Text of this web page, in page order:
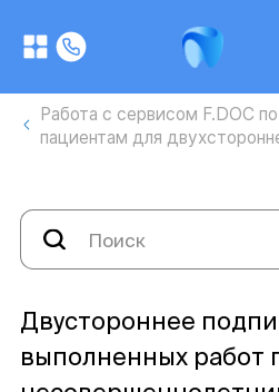
Работа с сервисом F.DOC
пациентам для
Двустороннее
выполненных работ